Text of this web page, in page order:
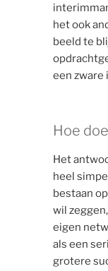
het ook
beeld te
een zware
Hoe
Het
heel
bestaan
wil
eigen
als een
grotere